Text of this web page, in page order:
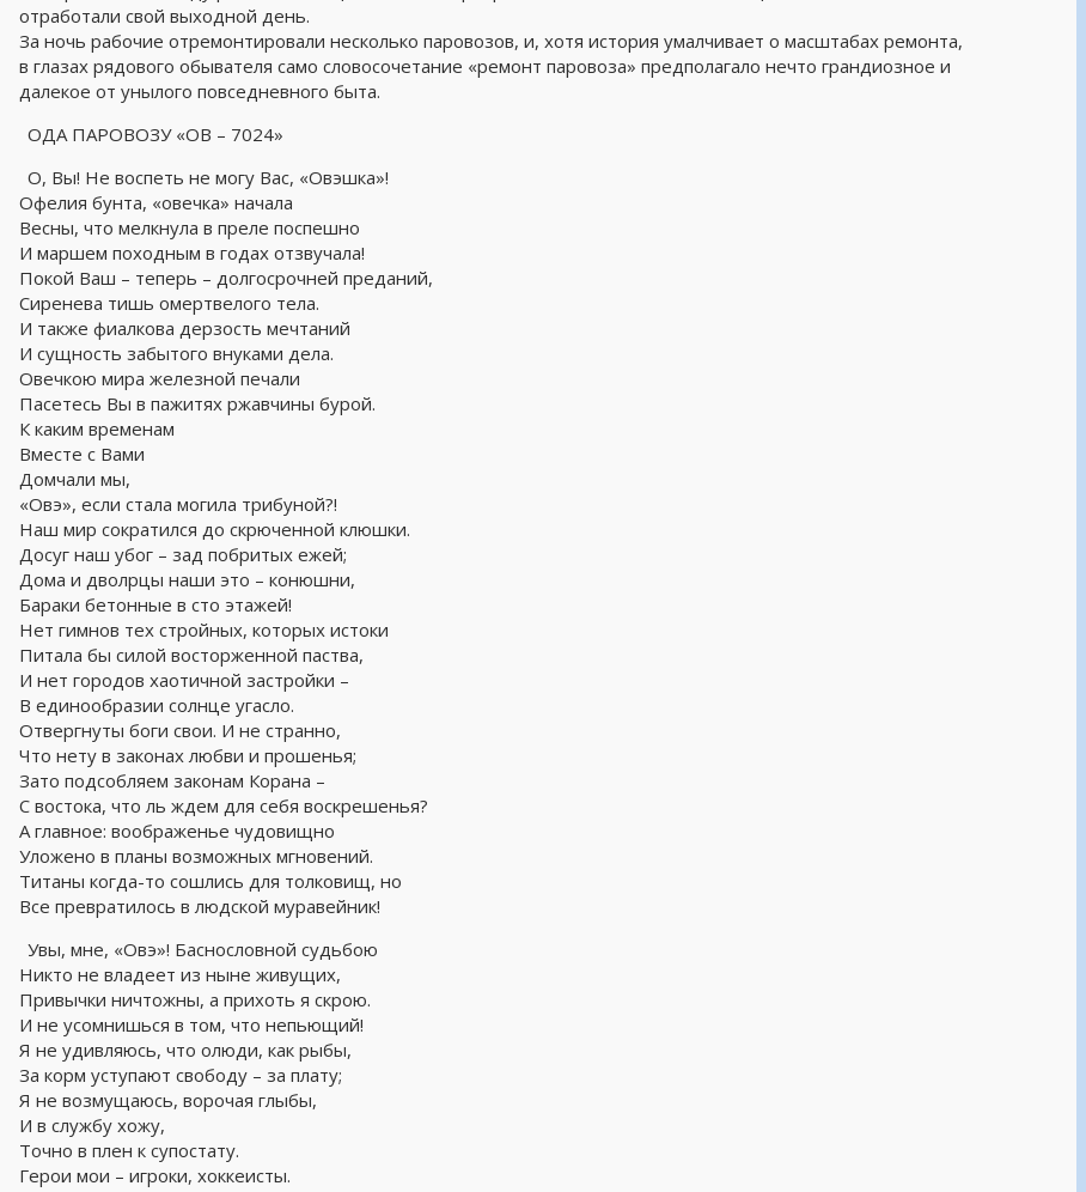
отработали свой выходной день.
За ночь рабочие отремонтировали несколько паровозов, и, хотя история умалчивает о масштабах ремонта,
в глазах рядового обывателя само словосочетание «ремонт паровоза» предполагало нечто грандиозное и
далекое от унылого повседневного быта.
ОДА ПАРОВОЗУ «ОВ – 7024»
О, Вы! Не воспеть не могу Вас, «Овэшка»!
Офелия бунта, «овечка» начала
Весны, что мелкнула в преле поспешно
И маршем походным в годах отзвучала!
Покой Ваш – теперь – долгосрочней преданий,
Сиренева тишь омертвелого тела.
И также фиалкова дерзость мечтаний
И сущность забытого внуками дела.
Овечкою мира железной печали
Пасетесь Вы в пажитях ржавчины бурой.
К каким временам
Вместе с Вами
Домчали мы,
«Овэ», если стала могила трибуной?!
Наш мир сократился до скрюченной клюшки.
Досуг наш убог – зад побритых ежей;
Дома и дволрцы наши это – конюшни,
Бараки бетонные в сто этажей!
Нет гимнов тех стройных, которых истоки
Питала бы силой восторженной паства,
И нет городов хаотичной застройки –
В единообразии солнце угасло.
Отвергнуты боги свои. И не странно,
Что нету в законах любви и прошенья;
Зато подсобляем законам Корана –
С востока, что ль ждем для себя воскрешенья?
А главное: воображенье чудовищно
Уложено в планы возможных мгновений.
Титаны когда-то сошлись для толковищ, но
Все превратилось в людской муравейник!
Увы, мне, «Овэ»! Баснословной судьбою
Никто не владеет из ныне живущих,
Привычки ничтожны, а прихоть я скрою.
И не усомнишься в том, что непьющий!
Я не удивляюсь, что олюди, как рыбы,
За корм уступают свободу – за плату;
Я не возмущаюсь, ворочая глыбы,
И в службу хожу,
Точно в плен к супостату.
Герои мои – игроки, хоккеисты.